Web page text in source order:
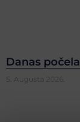
Danas
5. Augusta 2026.